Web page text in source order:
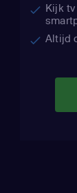
Kijk
Altijd